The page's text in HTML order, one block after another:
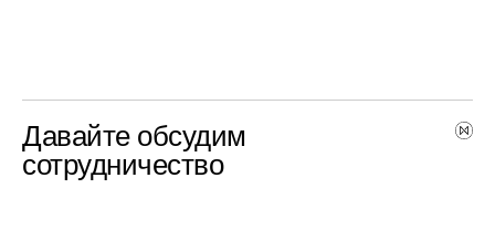
Давайте обсудим
сотрудничество